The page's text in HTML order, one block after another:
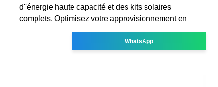
d''énergie haute capacité et des kits solaires
complets. Optimisez votre approvisionnement en
WhatsApp